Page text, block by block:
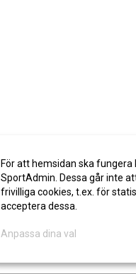
För att hemsidan ska
SportAdmin. Dessa går inte
frivilliga cookies, t.ex. för
acceptera dessa.
Anpassa dina val